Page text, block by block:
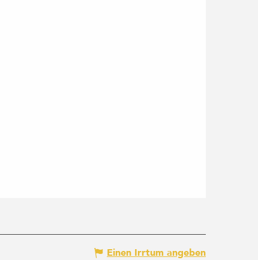
Einen Irrtum angeben